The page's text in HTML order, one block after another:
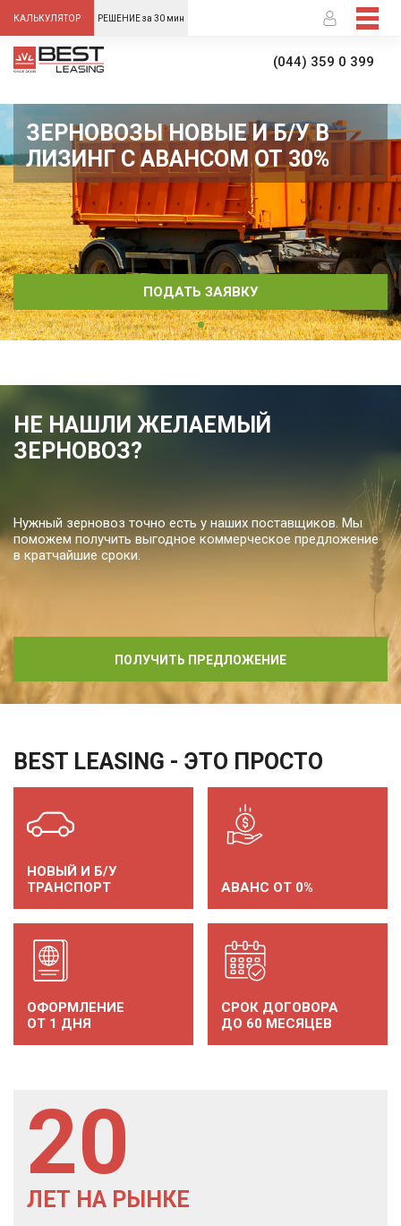
КАЛЬКУЛЯТОР РЕШЕНИЕ за 30 мин
(044) 359 0 399
ЗЕРНОВОЗЫ НОВЫЕ И Б/У В
ЛИЗИНГ С АВАНСОМ ОТ 30%
ПОДАТЬ ЗАЯВКУ
НЕ НАШЛИ ЖЕЛАЕМЫЙ
ЗЕРНОВОЗ?
Нужный зерновоз точно есть у наших поставщиков. Мы
поможем получить выгодное коммерческое предложение
в кратчайшие сроки.
ПОЛУЧИТЬ ПРЕДЛОЖЕНИЕ
BEST LEASING - ЭТО ПРОСТО
НОВЫЙ И Б/У
ТРАНСПОРТ
АВАНС ОТ 0%
ОФОРМЛЕНИЕ
ОТ 1 ДНЯ
СРОК ДОГОВОРА
ДО 60 МЕСЯЦЕВ
20
ЛЕТ НА РЫНКЕ